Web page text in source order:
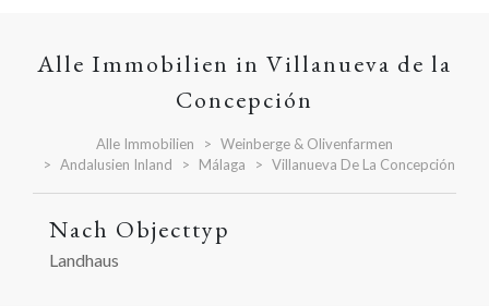
Alle Immobilien in Villanueva de la
Concepción
Alle Immobilien
Weinberge & Olivenfarmen
Andalusien Inland
Málaga Villanueva De La Concepción
Nach Objecttyp
Landhaus